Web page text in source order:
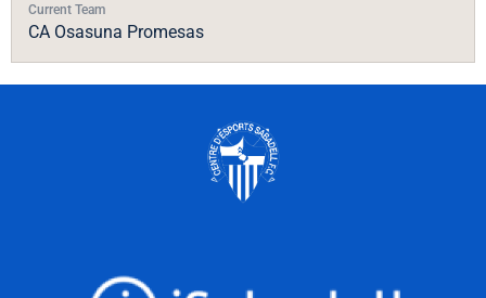
Current Team
CA Osasuna Promesas